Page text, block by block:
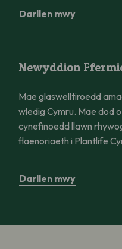
Darllen mwy
Newyddion
Mae glaswelltiroedd
wledig Cymru. Mae dod
cynefinoedd llawn
flaenoriaeth i Plantlife
Darllen mwy